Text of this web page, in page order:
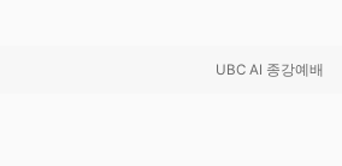
UBC AI 종강예배